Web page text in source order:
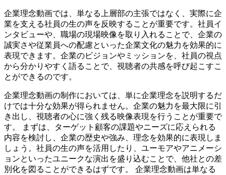
企業理念動画では、単なる上層部の主張ではなく、実際に企
業を支える社員の生の声を反映することが重要です。社員イ
ンタビューや、職場の現場映像を取り入れることで、企業の
誠実さや従業員への配慮といった企業文化の魅力を効果的に
表現できます。企業のビジョンやミッションを、社員の視点
から分かりやすく語ることで、視聴者の共感を呼び起こすこ
とができるのです。
企業理念動画の制作においては、単に企業理念を説明するだ
けでは十分な効果が得られません。企業の魅力を最大限に引
き出し、視聴者の心に強く残る映像表現を行うことが重要で
す。 まずは、ターゲット顧客の課題やニーズに応えられる
内容を検討し、企業の歴史や強み、理念を効果的に表現しま
しょう。社員の生の声を活用したり、ユーモアやアニメーシ
ョンといったユニークな演出を盛り込むことで、他社との差
別化を図ることができるはずです。 企業理念動画は単なる